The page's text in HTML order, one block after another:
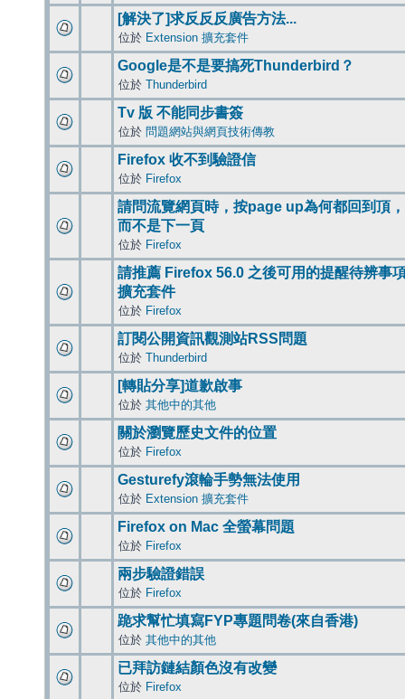
[解決了]求反反反廣告方法...
位於 Extension 擴充套件
Google是不是要搞死Thunderbird？
位於 Thunderbird
Tv 版 不能同步書簽
位於 問題網站與網頁技術傳教
Firefox 收不到驗證信
位於 Firefox
請問流覽網頁時，按page up為何都回到頂，
而不是下一頁
位於 Firefox
請推薦 Firefox 56.0 之後可用的提醒待辨事
擴充套件
位於 Firefox
訂閱公開資訊觀測站RSS問題
位於 Thunderbird
[轉貼分享]道歉啟事
位於 其他中的其他
關於瀏覽歷史文件的位置
位於 Firefox
Gesturefy滾輪手勢無法使用
位於 Extension 擴充套件
Firefox on Mac 全螢幕問題
位於 Firefox
兩步驗證錯誤
位於 Firefox
跪求幫忙填寫FYP專題問卷(來自香港)
位於 其他中的其他
已拜訪鏈結顏色沒有改變
位於 Firefox